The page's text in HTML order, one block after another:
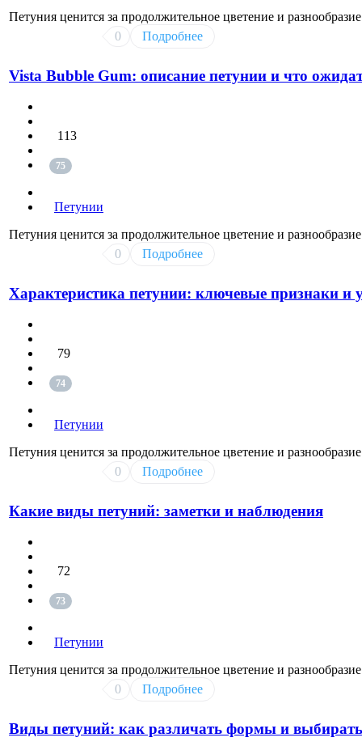
Петуния ценится за продолжительное цветение и
0
Подробнее
Vista Bubble Gum: описание петунии и что
113
75
Петунии
Петуния ценится за продолжительное цветение и
0
Подробнее
Характеристика петунии: ключевые признаки и
79
74
Петунии
Петуния ценится за продолжительное цветение и
0
Подробнее
Какие виды петуний: заметки и наблюдения
72
73
Петунии
Петуния ценится за продолжительное цветение и
0
Подробнее
Виды петуний: как различать формы и